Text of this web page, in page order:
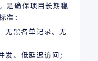
是确保项目长期稳
准：
无黑名单记录、无
发、低延迟访问；